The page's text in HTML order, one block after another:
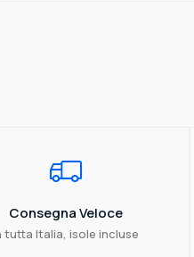
Consegna Veloce
tutta Italia, isole incluse